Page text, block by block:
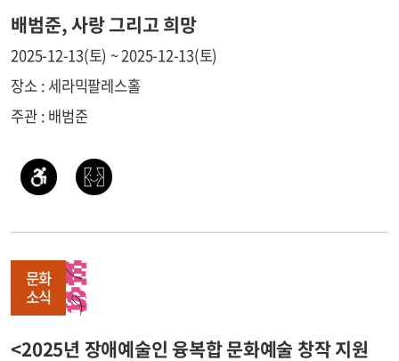
배범준, 사랑 그리고 희망
2025-12-13(토) ~ 2025-12-13(토)
장소 : 세라믹팔레스홀
주관 : 배범준
문화
소식
<2025년 장애예술인 융복합 문화예술 창작 지원